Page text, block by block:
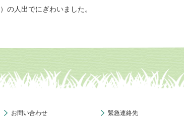
の人出でにぎわいました。
お問い合わせ
緊急連絡先